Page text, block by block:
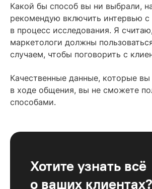
Какой бы способ вы ни выбрали,
рекомендую включить интервью с
в процесс исследования. Я
маркетологи должны
случаем, чтобы поговорить с
Качественные данные, которые вы
в ходе общения, вы не сможете
способами.
Хотите узнать всё
о ваших клиентах?